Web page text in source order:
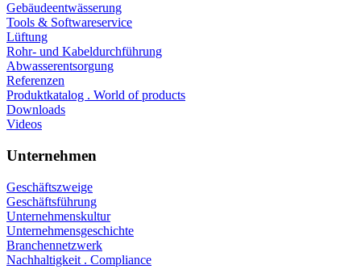
Gebäudeentwässerung
Tools & Softwareservice
Lüftung
Rohr- und Kabeldurchführung
Abwasserentsorgung
Referenzen
Produktkatalog . World of products
Downloads
Videos
Unternehmen
Geschäftszweige
Geschäftsführung
Unternehmenskultur
Unternehmensgeschichte
Branchennetzwerk
Nachhaltigkeit . Compliance